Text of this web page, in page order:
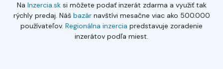
Na Inzercia.sksi môžete podať inzerát zdarma a využiť tak
rýchly predaj. Náš bazárnavštívi mesačne viac ako 500.000
používateľov. Regionálna inzercia predstavuje zoradenie
inzerátov podľa miest.